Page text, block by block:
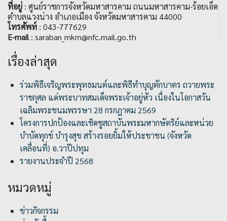
ที่อยู่ : ศูนย์ราชการจังหวัดมหาสารคาม ถนนมหาสารคาม-ร้อยเอ็ด
ตำบลแวงน่าง อำเภอเมือง จังหวัดมหาสารคาม 44000
โทรศัพท์ : 043-777629
E-mail: saraban_mkm@nfc.mail.go.th
เรื่องล่าสุด
ร่วมพิธีเจริญพระพุทธมนต์และพิธีทำบุญตักบาตร ถวายพระ
ราชกุศล แด่พระบาทสมเด็จพระเจ้าอยู่หัว เนื่องในโอกาสวัน
เฉลิมพระชนมพรรษา 28 กรกฎาคม 2569
โครงการปกป้องและเชิดชูสถาบันพระมหากษัตริย์และหน่วย
บำบัดทุกข์ บำรุงสุข สร้างรอยยิ้มให้ประชาชน (จังหวัด
เคลื่อนที่) อ.วาปีปทุม
รายงานประจำปี 2568
หมวดหมู่
ข่าวกิจกรรม